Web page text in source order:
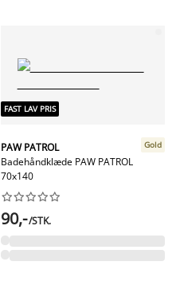
FAST LAV PRIS
PAW PATROL
Badehåndklæde PAW PATROL
70x140
Gold






90,-/STK.